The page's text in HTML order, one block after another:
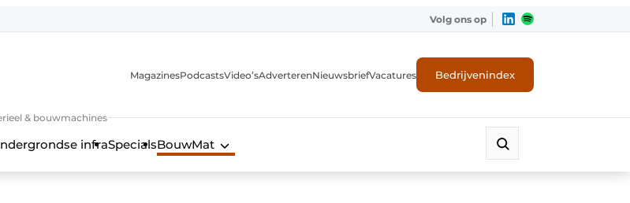
Volg ons op
& bouwmachines
MagazinesPodcastsVideo’sAdverterenNieuwsbriefVacatures Bedrijvenindex
infraSpecialsBouwMat